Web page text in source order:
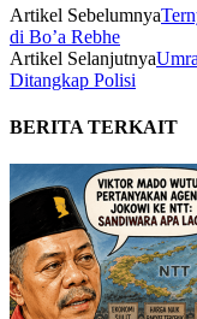
Artikel Sebelumnya
di Bo’a Rebhe
Artikel Selanjutnya
Ditangkap Polisi
BERITA TERKAIT